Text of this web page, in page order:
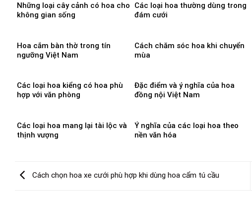
Những loại cây cảnh có hoa cho
không gian sống
Các loại hoa thường dùng trong
đám cưới
Hoa cắm bàn thờ trong tín
ngưỡng Việt Nam
Cách chăm sóc hoa khi chuyển
mùa
Các loại hoa kiểng có hoa phù
hợp với văn phòng
Đặc điểm và ý nghĩa của hoa
đồng nội Việt Nam
Các loại hoa mang lại tài lộc và
thịnh vượng
Ý nghĩa của các loại hoa theo
nền văn hóa
Cách chọn hoa xe cưới phù hợp khi dùng hoa cẩm tú cầu